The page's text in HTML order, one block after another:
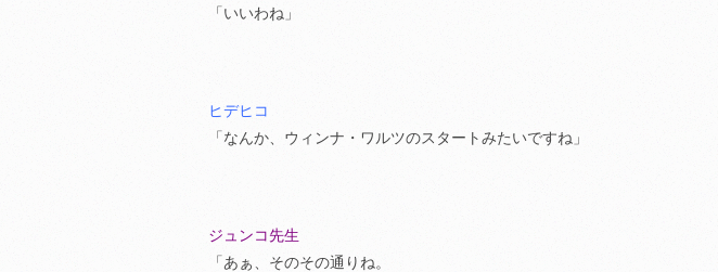
「いいわね」
ヒデヒコ
「なんか、ウィンナ・ワルツのスタートみたいですね」
ジュンコ先生
「あぁ、そのその通りね。